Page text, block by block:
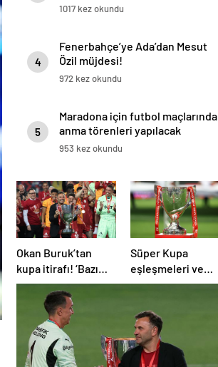
1017 kez okundu
4
Fenerbahçe’ye Ada’dan Mesut
Özil müjdesi!
972 kez okundu
5
Maradona için futbol maçlarında
anma törenleri yapılacak
953 kez okundu
Okan Buruk’tan
kupa itirafı! ‘Bazı
oyuncularımız
elendik diye
düşündü’
Süper Kupa
eşleşmeleri ve
Avrupa Ligi yolu